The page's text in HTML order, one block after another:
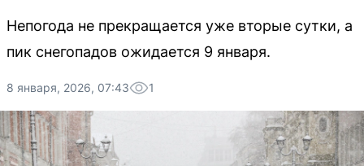
Непогода не прекращается уже вторые сутки, а
пик снегопадов ожидается 9 января.
8 января, 2026, 07:43 1